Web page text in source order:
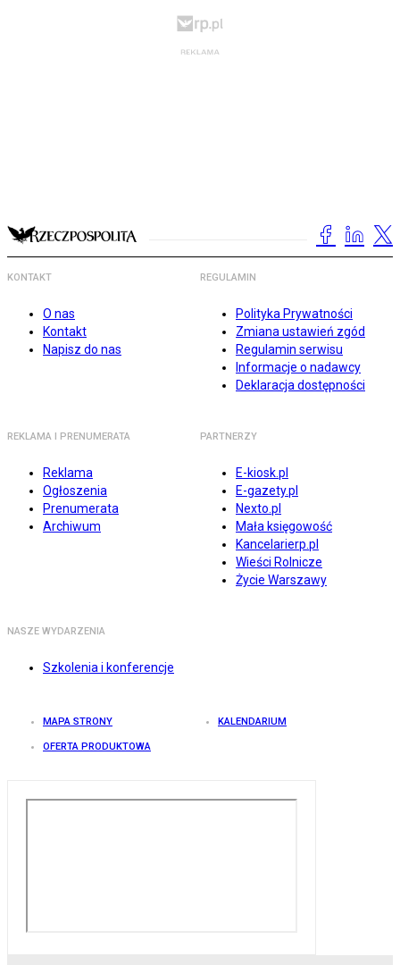
KONTAKT
O nas
Kontakt
Napisz do nas
REGULAMIN
Polityka Prywatności
Zmiana ustawień zgód
Regulamin serwisu
Informacje o nadawcy
Deklaracja dostępności
REKLAMA I PRENUMERATA
Reklama
Ogłoszenia
Prenumerata
Archiwum
PARTNERZY
E-kiosk.pl
E-gazety.pl
Nexto.pl
Mała księgowość
Kancelarierp.pl
Wieści Rolnicze
Życie Warszawy
NASZE WYDARZENIA
Szkolenia i konferencje
MAPA STRONY KALENDARIUM
OFERTA PRODUKTOWA